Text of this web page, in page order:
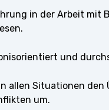
in der Arbeit mit
und
allen Situationen den
um.